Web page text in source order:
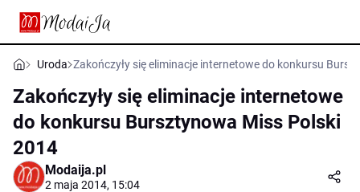
Uroda Zakończyły się eliminacje internetowe do konkursu
Zakończyły się eliminacje internetowe
do konkursu Bursztynowa Miss Polski
2014
Modaija.pl
2 maja 2014, 15:04